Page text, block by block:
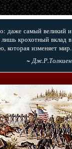
даже самый великий и
крохотный вклад в
которая изменяет мир.
~ Дж.Р.Толкиен